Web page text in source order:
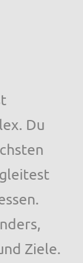
Du
Ziele.